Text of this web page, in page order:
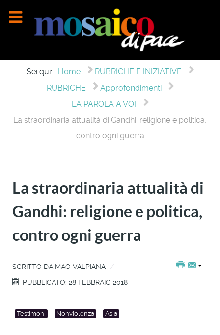
Sei qui: Home
RUBRICHE E INIZIATIVE
RUBRICHE
Approfondimenti
LA PAROLA A VOI
La straordinaria attualità di Gandhi: religione e politica,
contro ogni guerra
La straordinaria attualità di
Gandhi: religione e politica,
contro ogni guerra
SCRITTO DA MAO VALPIANA
PUBBLICATO: 28 FEBBRAIO 2018
Testimoni Nonviolenza Asia